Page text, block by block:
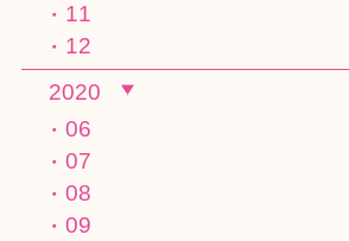
11
12
2020
06
07
08
09